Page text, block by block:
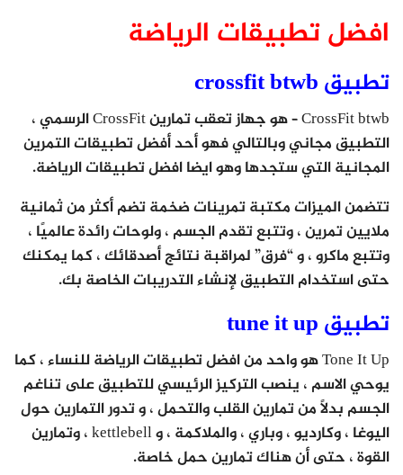
افضل تطبيقات الرياضة
تطبيق crossfit btwb
CrossFit btwb – هو جهاز تعقب تمارين CrossFit الرسمي ،
التطبيق مجاني وبالتالي فهو أحد أفضل تطبيقات التمرين
المجانية التي ستجدها وهو ايضا افضل تطبيقات الرياضة.
تتضمن الميزات مكتبة تمرينات ضخمة تضم أكثر من ثمانية
ملايين تمرين ، وتتبع تقدم الجسم ، ولوحات رائدة عالميًا ،
وتتبع ماكرو ، و “فرق” لمراقبة نتائج أصدقائك ، كما يمكنك
حتى استخدام التطبيق لإنشاء التدريبات الخاصة بك.
تطبيق tune it up
Tone It Up هو واحد من افضل تطبيقات الرياضة للنساء ، كما
يوحي الاسم ، ينصب التركيز الرئيسي للتطبيق على تناغم
الجسم بدلاً من تمارين القلب والتحمل ، و تدور التمارين حول
اليوغا ، وكارديو ، وباري ، والملاكمة ، و kettlebell ، وتمارين
القوة ، حتى أن هناك تمارين حمل خاصة.